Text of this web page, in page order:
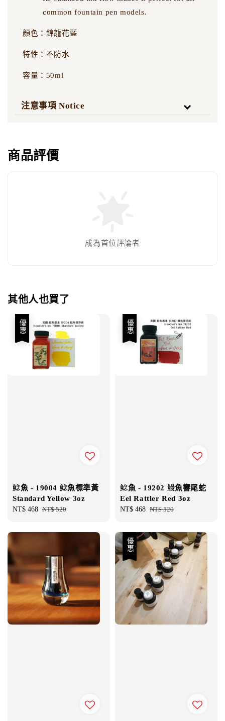
common fountain pen models.
顏色：錦龍花藍
特性：不防水
容量：50ml
注意事項 Notice
商品評價
成為首位評論者
其他人也買了
優惠
鯰魚 - 19004 鯰魚標準黃
Standard Yellow 3oz
Sale
NT$ 468 Regular
NT$ 520
優惠
鯰魚 - 19202 鰻魚響尾蛇
Eel Rattler Red 3oz
Sale
NT$ 468 Regular
NT$ 520
優惠